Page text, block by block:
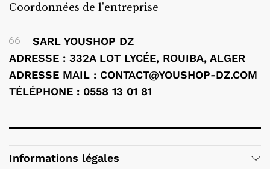
Coordonnées de l'entreprise
SARL YOUSHOP DZ
ADRESSE : 332A LOT LYCÉE, ROUIBA, ALGER
ADRESSE MAIL : CONTACT@YOUSHOP-DZ.COM
TÉLÉPHONE : 0558 13 01 81
Informations légales